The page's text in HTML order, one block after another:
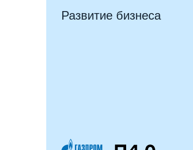
Развитие бизнеса